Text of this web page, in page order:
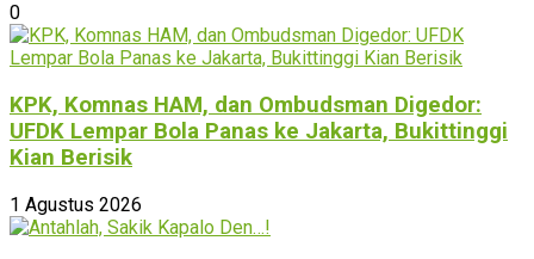
0
KPK, Komnas HAM, dan Ombudsman Digedor:
UFDK Lempar Bola Panas ke Jakarta, Bukittinggi
Kian Berisik
1 Agustus 2026